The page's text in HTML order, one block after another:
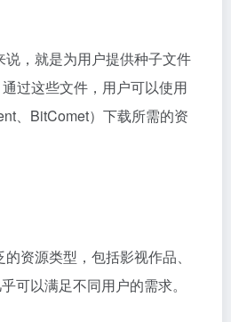
，就是为用户提供种子文件
过这些文件，用户可以使用
、BitComet）下载所需的资
资源类型，包括影视作品、
可以满足不同用户的需求。